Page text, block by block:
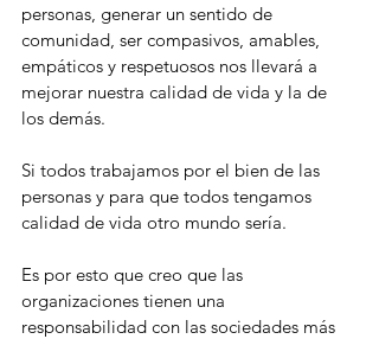
personas, generar un sentido de
comunidad, ser compasivos, amables,
empáticos y respetuosos nos llevará a
mejorar nuestra calidad de vida y la de
los demás.
Si todos trabajamos por el bien de las
personas y para que todos tengamos
calidad de vida otro mundo sería.
Es por esto que creo que las
organizaciones tienen una
responsabilidad con las sociedades más